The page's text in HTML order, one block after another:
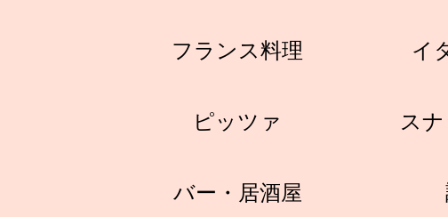
フランス料理 イ
ピッツァ ス
バー・居酒屋